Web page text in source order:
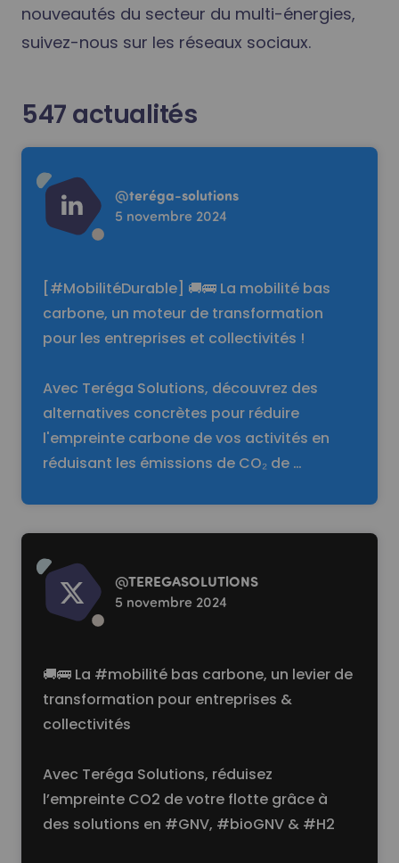
nouveautés du secteur du multi-énergies,
suivez-nous sur les réseaux sociaux.
547 actualités
Read more
@teréga-solutions
5 novembre 2024
[#MobilitéDurable] 🚚🚌 La mobilité bas
carbone, un moteur de transformation
pour les entreprises et collectivités !
Avec Teréga Solutions, découvrez des
alternatives concrètes pour réduire
l'empreinte carbone de vos activités en
réduisant les émissions de CO₂ de …
Read more
@TEREGASOLUTlONS
5 novembre 2024
🚚🚌 La #mobilité bas carbone, un levier de
transformation pour entreprises &
collectivités
Avec Teréga Solutions, réduisez
l’empreinte CO2 de votre flotte grâce à
des solutions en #GNV, #bioGNV & #H2